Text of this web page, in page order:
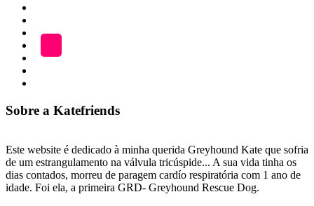
Categoria
ADOÇÃO
LOJA
Sobre a Katefriends
Este website é dedicado à minha querida Greyhound Kate que sofria
de um estrangulamento na válvula tricúspide... A sua vida tinha os
dias contados, morreu de paragem cardío respiratória com 1 ano de
idade. Foi ela, a primeira GRD- Greyhound Rescue Dog.